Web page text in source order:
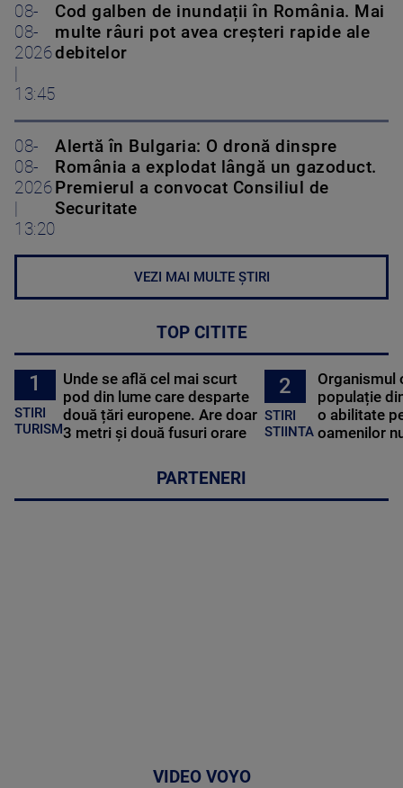
08-
08-
2026
|
13:45
Cod galben de inundații în România. Mai
multe râuri pot avea creșteri rapide ale
debitelor
08-
08-
2026
|
13:20
Alertă în Bulgaria: O dronă dinspre
România a explodat lângă un gazoduct.
Premierul a convocat Consiliul de
Securitate
VEZI MAI MULTE ȘTIRI
TOP CITITE
1
STIRI
TURISM
Unde se află cel mai scurt
pod din lume care desparte
două țări europene. Are doar
3 metri și două fusuri orare
2
STIRI
STIINTA
Organismul
populație
o abilitate
oamenilor
PARTENERI
VIDEO VOYO